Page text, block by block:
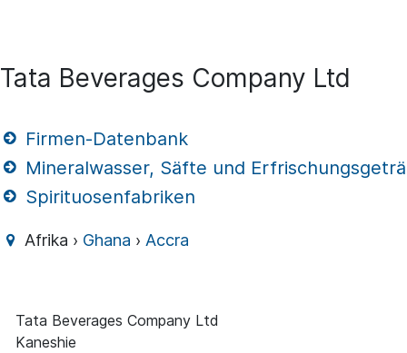
Tata Beverages Company Ltd
Firmen-Datenbank
Mineralwasser, Säfte und
Spirituosenfabriken
Afrika › Ghana › Accra
Tata Beverages Company Ltd
Kaneshie